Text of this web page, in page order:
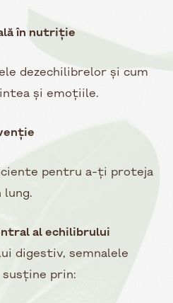
în nutriție
dezechilibrelor și cum
și emoțiile.
pentru a-ți proteja
lung.
al echilibrului
digestiv, semnalele
prin: